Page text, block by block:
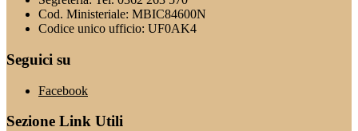
Cod. Ministeriale: MBIC84600N
Codice unico ufficio: UF0AK4
Seguici su
Facebook
Sezione Link Utili